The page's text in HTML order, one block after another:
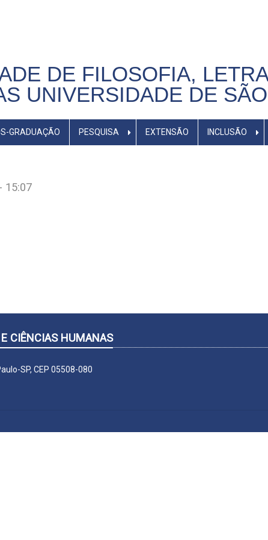
DE FILOSOFIA,
UNIVERSIDADE DE
GRADUAÇÃO PESQUISA EXTENSÃO INCLUSÃO
15:07
E CIÊNCIAS HUMANAS
SP, CEP 05508-080